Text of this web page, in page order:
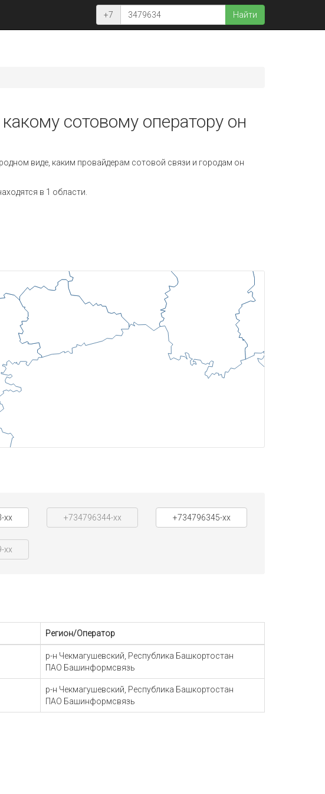
+7 Найти
сотовому оператору он
виде, каким провайдерам сотовой связи и городам он
в 1 области.
xx +734796344-xx +734796345-xx
xx
Регион/Оператор
р-н Чекмагушевский, Республика Башкортостан
ПАО Башинформсвязь
р-н Чекмагушевский, Республика Башкортостан
ПАО Башинформсвязь